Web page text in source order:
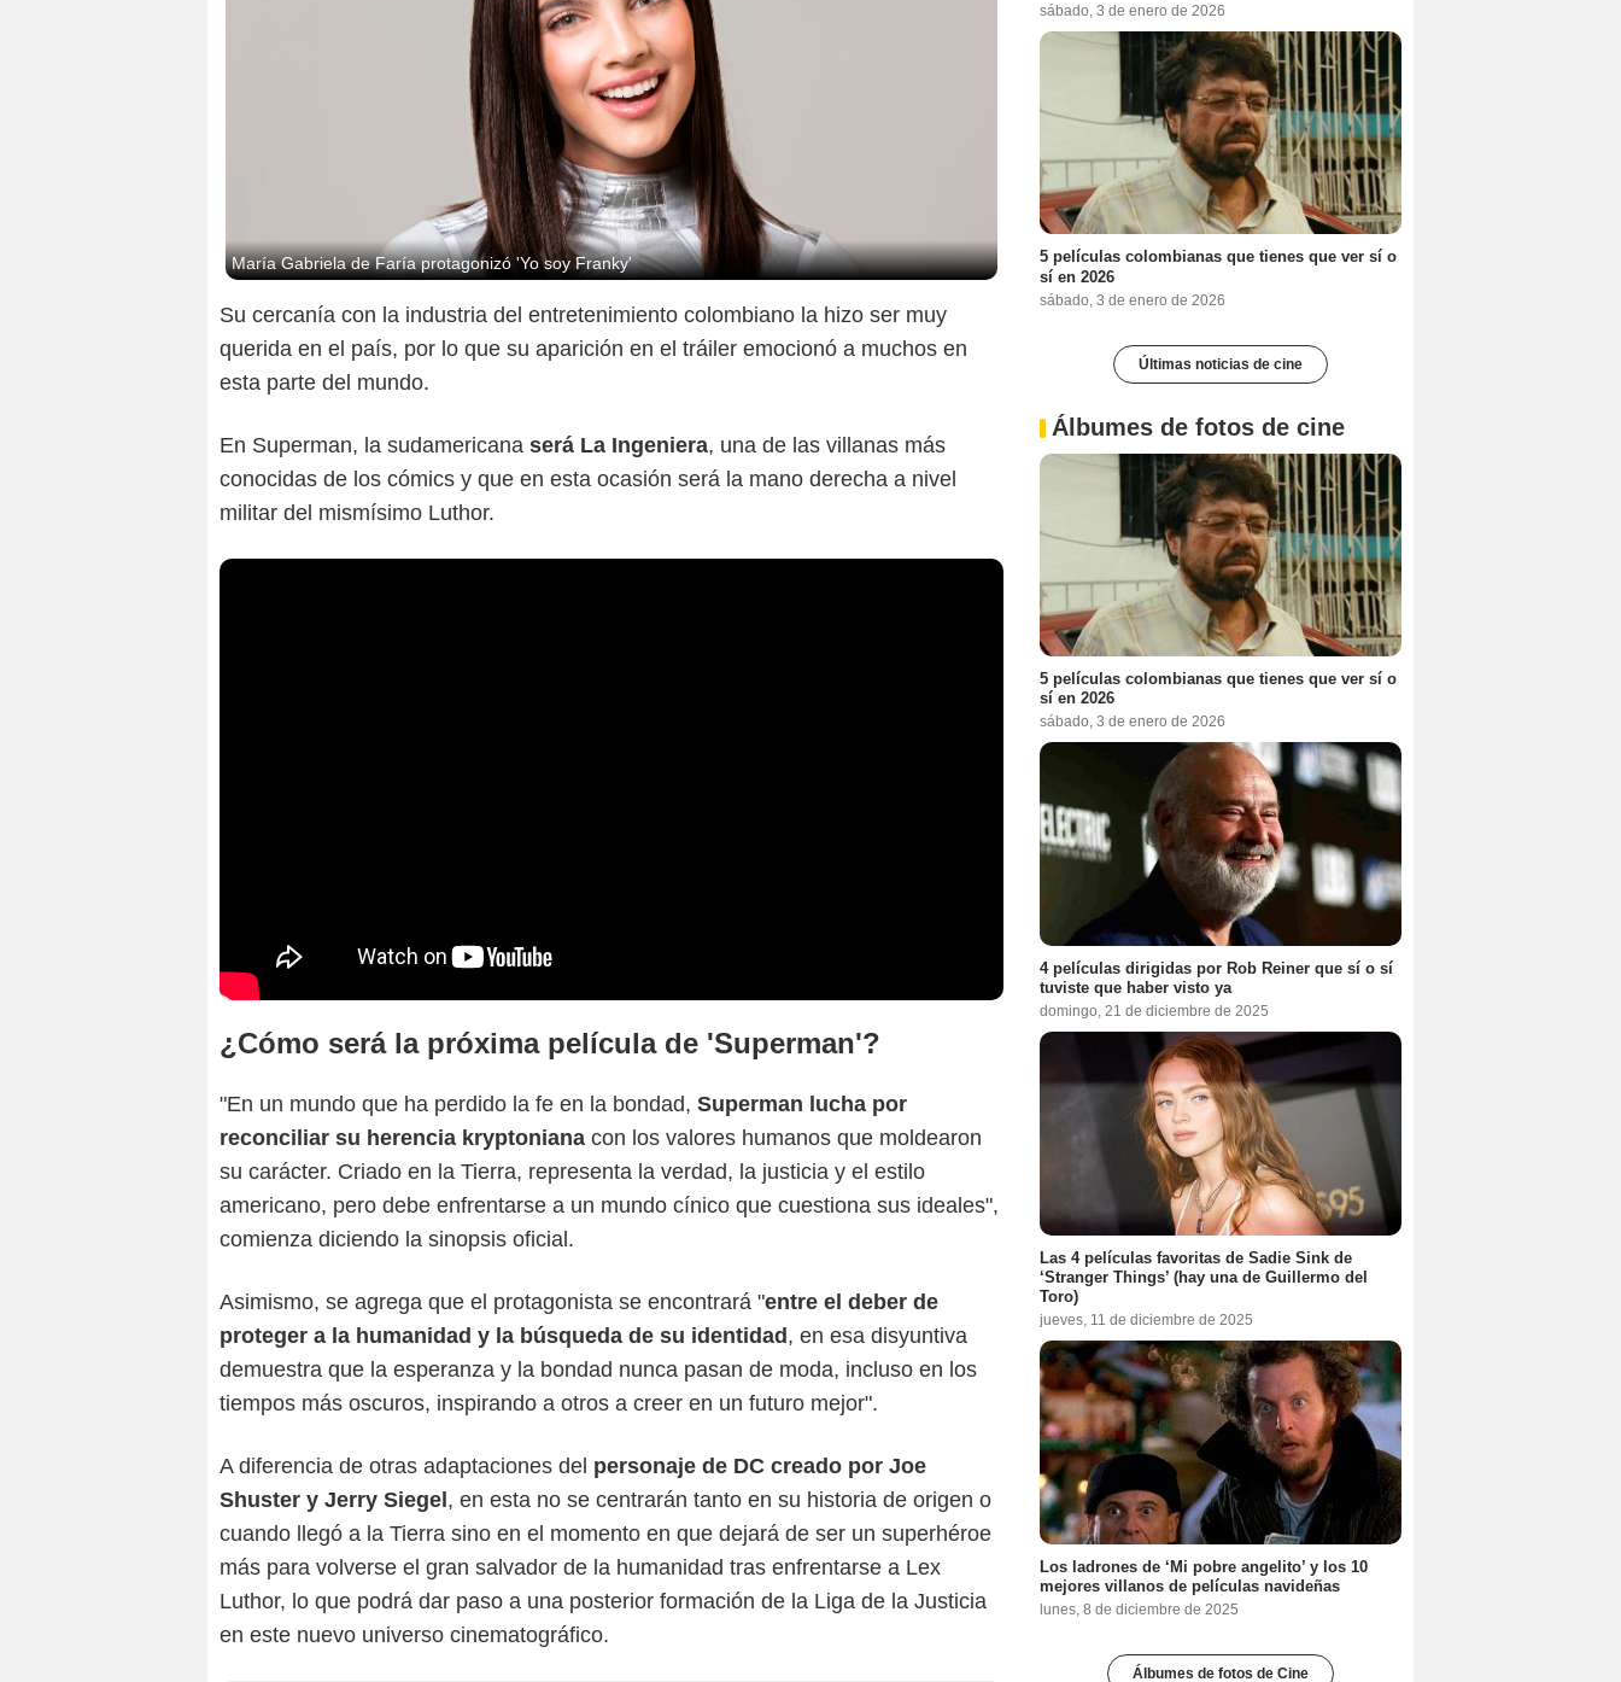
María Gabriela de Faría protagonizó 'Yo soy Franky'
Su cercanía con la industria del entretenimiento colombiano la hizo ser muy
querida en el país, por lo que su aparición en el tráiler emocionó a muchos en
esta parte del mundo.
En Superman, la sudamericana será La Ingeniera, una de las villanas más
conocidas de los cómics y que en esta ocasión será la mano derecha a nivel
militar del mismísimo Luthor.
¿Cómo será la próxima película de 'Superman'?
"En un mundo que ha perdido la fe en la bondad, Superman lucha por
reconciliar su herencia kryptoniana con los valores humanos que moldearon
su carácter. Criado en la Tierra, representa la verdad, la justicia y el estilo
americano, pero debe enfrentarse a un mundo cínico que cuestiona sus ideales",
comienza diciendo la sinopsis oficial.
Asimismo, se agrega que el protagonista se encontrará "entre el deber de
proteger a la humanidad y la búsqueda de su identidad, en esa disyuntiva
demuestra que la esperanza y la bondad nunca pasan de moda, incluso en los
tiempos más oscuros, inspirando a otros a creer en un futuro mejor".
A diferencia de otras adaptaciones del personaje de DC creado por Joe
Shuster y Jerry Siegel, en esta no se centrarán tanto en su historia de origen o
cuando llegó a la Tierra sino en el momento en que dejará de ser un superhéroe
más para volverse el gran salvador de la humanidad tras enfrentarse a Lex
Luthor, lo que podrá dar paso a una posterior formación de la Liga de la Justicia
en este nuevo universo cinematográfico.
sábado, 3 de enero de 2026
5 películas colombianas que tienes que ver sí o
sí en 2026
sábado, 3 de enero de 2026
Últimas noticias de cine
Álbumes de fotos de cine
5 películas colombianas que tienes que ver sí o
sí en 2026
sábado, 3 de enero de 2026
4 películas dirigidas por Rob Reiner que sí o sí
tuviste que haber visto ya
domingo, 21 de diciembre de 2025
Las 4 películas favoritas de Sadie Sink de
‘Stranger Things’ (hay una de Guillermo del
Toro)
jueves, 11 de diciembre de 2025
Los ladrones de ‘Mi pobre angelito’ y los 10
mejores villanos de películas navideñas
lunes, 8 de diciembre de 2025
Álbumes de fotos de Cine